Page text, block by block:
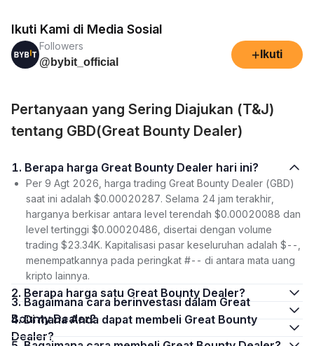
Ikuti Kami di Media Sosial
Followers
@bybit_official
+ Ikuti
Pertanyaan yang Sering Diajukan (T&J)
tentang GBD(Great Bounty Dealer)
1. Berapa harga Great Bounty Dealer hari ini?
Per 9 Agt 2026, harga trading Great Bounty Dealer (GBD)
saat ini adalah $0.00020287. Selama 24 jam terakhir,
harganya berkisar antara level terendah $0.00020088 dan
level tertinggi $0.00020486, disertai dengan volume
trading $23.34K. Kapitalisasi pasar keseluruhan adalah $--,
menempatkannya pada peringkat #-- di antara mata uang
kripto lainnya.
2. Berapa harga satu Great Bounty Dealer?
3. Bagaimana cara berinvestasi dalam Great
Bounty Dealer?
4. Di mana Anda dapat membeli Great Bounty
Dealer?